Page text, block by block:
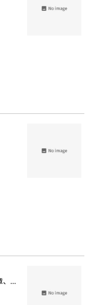
竹内久一、荒木寛畝、島田佳矣（考案）、川端玉章、野口小蘋、橋本雅邦、石川光明、高村光雲、海野勝珉※、大島如雲、香川勝廣、豊田光古（金工細工）、川之辺一朝、白山松哉、加藤友太郎、宮川香山（二代）、濤川惣助、安藤重兵衛、山田宗美、佐竹永湖、大槻如電（各題目命名）